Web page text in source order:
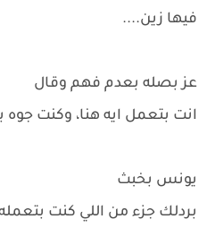
فيها زين....
عز بصله بعدم فهم وقال
انت بتعمل ايه هنا، وكنت جوه
يونس بخبث
بردلك جزء من اللي كنت بتعمله